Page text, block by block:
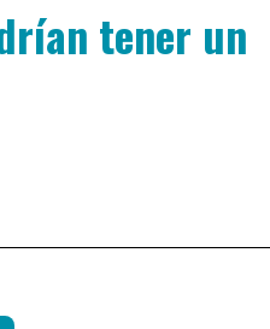
tener un